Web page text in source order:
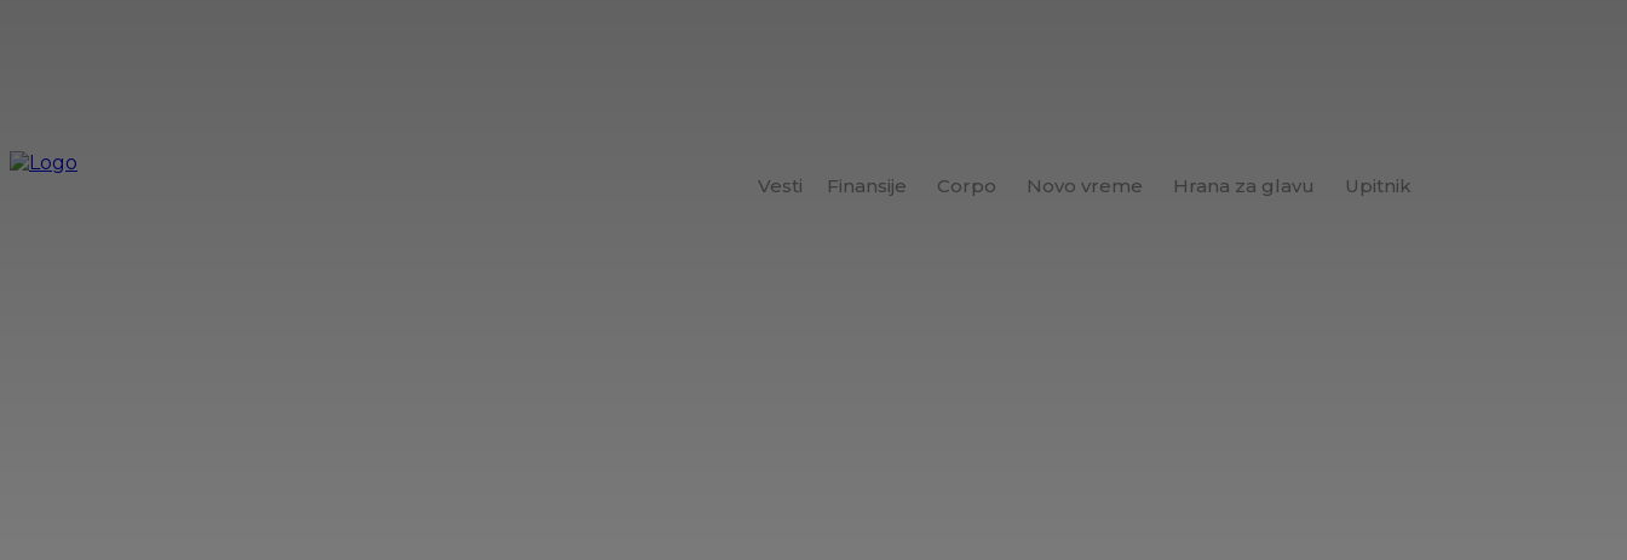
Vesti Finansije Corpo Novo vreme Hrana za glavu Upitnik